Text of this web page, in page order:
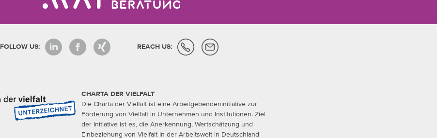
FOLLOW US: REACH US:
CHARTA DER VIELFALT
Die Charta der Vielfalt ist eine Arbeitgebendeninitiative zur
Förderung von Vielfalt in Unternehmen und Institutionen. Ziel
der Initiative ist es, die Anerkennung, Wertschätzung und
Einbeziehung von Vielfalt in der Arbeitswelt in Deutschland